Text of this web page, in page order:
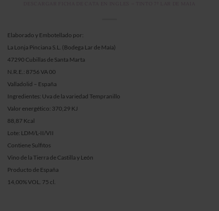
Elaborado y Embotellado por:
La Lonja Pinciana S.L. (Bodega Lar de Maía)
47290 Cubillas de Santa Marta
N.R.E.: 8756 VA 00
Valladolid – España
Ingredientes: Uva de la variedad Tempranillo
Valor energético: 370,29 KJ
88,87 Kcal
Lote: LDM/L-II/VII
Contiene Sulfitos
Vino de la Tierra de Castilla y León
Producto de España
14,00% VOL. 75 cl.